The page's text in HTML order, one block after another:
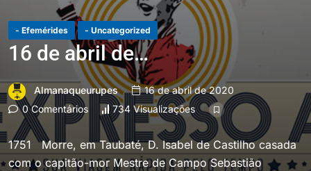
- Efemérides - Uncategorized
16 de abril de…
Almanaqueurupes
16 de abril de 2020
0 Comentários
734 Visualizações
1751 Morre, em Taubaté, D. Isabel de Castilho casada
com o capitão-mor Mestre de Campo Sebastião